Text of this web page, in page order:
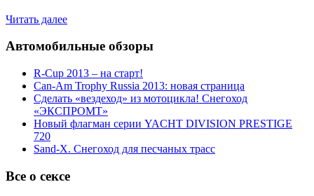
Читать далее
Автомобильные обзоры
R-Cup 2013 – на старт!
Can-Am Trophy Russia 2013: новая страница
Сделать «вездеход» из мотоцикла! Снегоход
«ЭКСПРОМТ»
Новый флагман серии YACHT DIVISION PRESTIGE
720
Sand-X. Снегоход для песчаных трасс
Все о сексе